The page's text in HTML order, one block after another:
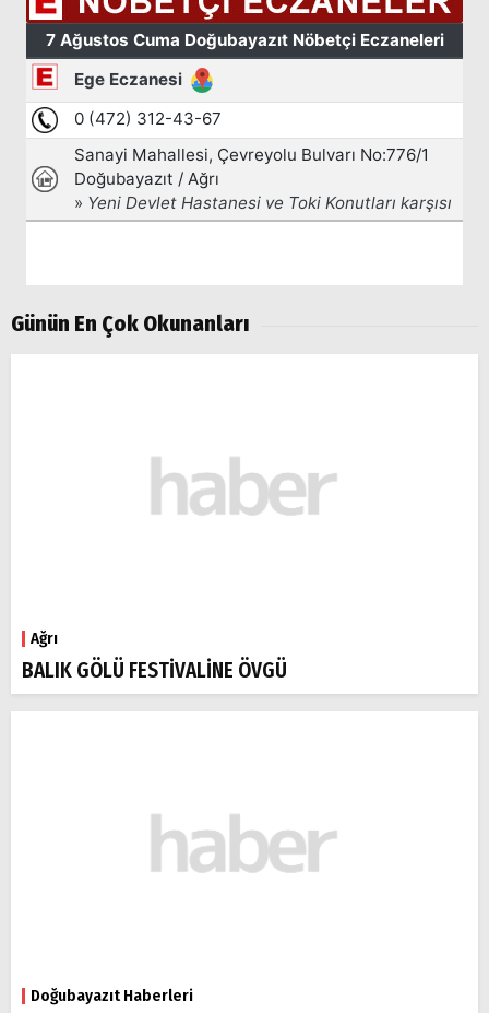
Günün En Çok Okunanları
Ağrı
BALIK GÖLÜ FESTİVALİNE ÖVGÜ
Doğubayazıt Haberleri